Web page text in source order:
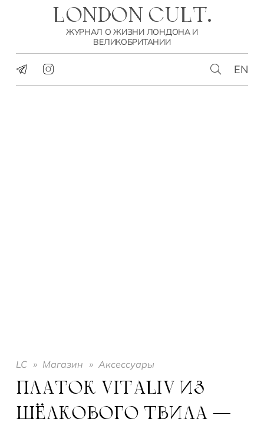
LONDON CULT.
ЖУРНАЛ О ЖИЗНИ ЛОНДОНА И
ВЕЛИКОБРИТАНИИ
EN
LC » Магазин » Аксессуары
ПЛАТОК VITALIV ИЗ
ШЁЛКОВОГО ТВИЛА —